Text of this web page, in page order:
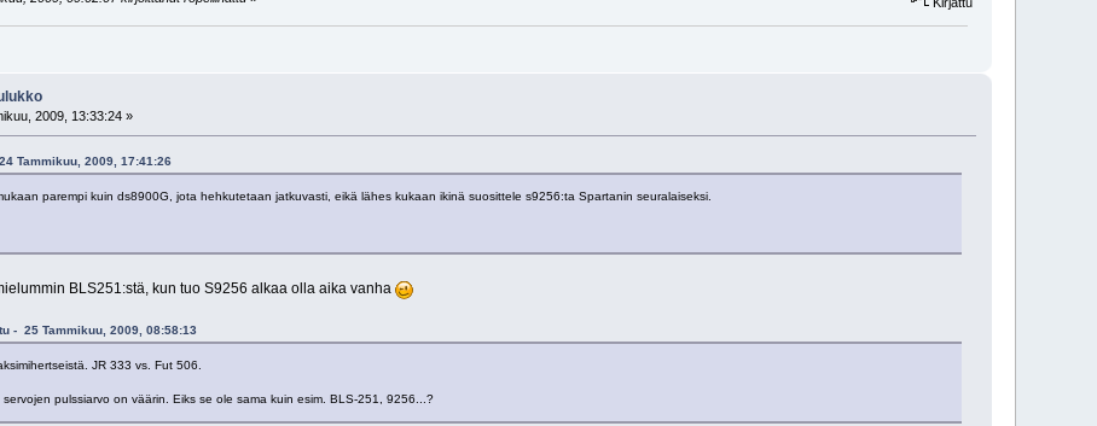
2009, 13:33:24 »
Tammikuu, 2009, 17:41:26
parempi kuin ds8900G, jota hehkutetaan jatkuvasti, eikä lähes kukaan ikinä suosittele s9256:ta Spartanin seuralaiseksi.
BLS251:stä, kun tuo S9256 alkaa olla aika vanha
- 25 Tammikuu, 2009, 08:58:13
JR 333 vs. Fut 506.
pulssiarvo on väärin. Eiks se ole sama kuin esim. BLS-251, 9256...?